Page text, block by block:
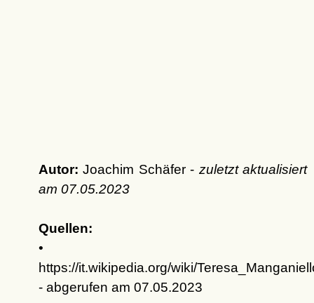
Autor: Joachim Schäfer - zuletzt aktualisiert
am 07.05.2023
Quellen:
•
https://it.wikipedia.org/wiki/
- abgerufen am 07.05.2023